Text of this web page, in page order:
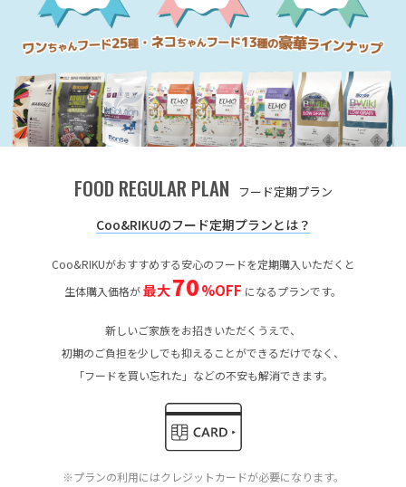
FOOD REGULAR PLAN フード定期プラン
Coo&RIKUのフード定期プランとは？
Coo&RIKUがおすすめする安心のフードを定期購入いただくと
生体購入価格が最大70%OFF になるプランです。
新しいご家族をお招きいただくうえで、
初期のご負担を少しでも抑えることができるだけでなく、
「フードを買い忘れた」などの不安も解消できます。
※プランの利用にはクレジットカードが必要になります。